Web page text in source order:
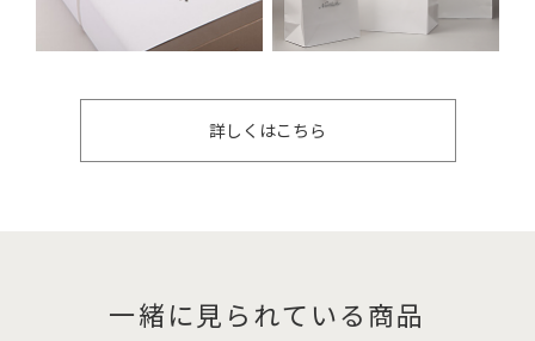
詳しくはこちら
一緒に見られている商品